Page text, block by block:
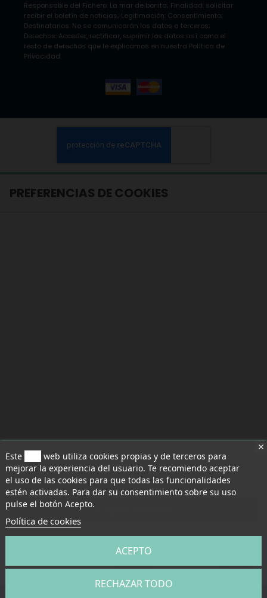
Responsable del Fichero: La mar de bonita; Finalidad: solicitar
recibir el boletín de noticias; Legitimación: Consentimiento;
Destinatarios: No se comunicarán los datos a terceros;
Derechos: Acceder, rectificar, suprimir los datos así como el
resto de derechos que le explicamos en nuestra Política de
Privacidad.
Este
web utiliza cookies propias y de terceros para
mejorar la experiencia del usuario. Te recomiendo aceptar
el uso de las cookies para que todas las funcionalidades
estén activadas. Para dar su consentimiento sobre su uso
pulse el botón Acepto.
Política de cookies
RECHAZAR TODO
ACEPTO
PREFERENCIAS DE COOKIES
Cancelar
Rechazar todo
Aceptar selección
Aceptar todo